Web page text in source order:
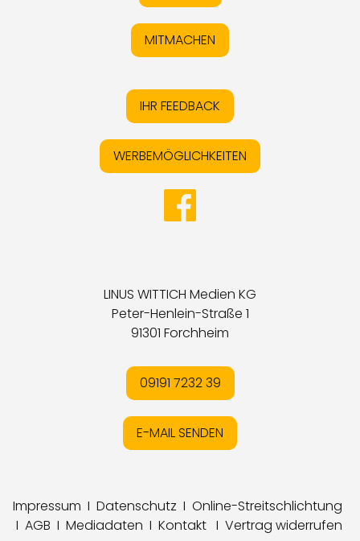
MITMACHEN
IHR FEEDBACK
WERBEMÖGLICHKEITEN
LINUS WITTICH Medien KG
Peter-Henlein-Straße 1
91301 Forchheim
09191 7232 39
E-MAIL SENDEN
Impressum I Datenschutz I Online-Streitschlichtung
I AGB I Mediadaten I Kontakt I Vertrag widerrufen